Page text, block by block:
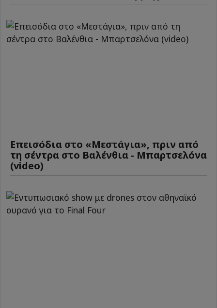
Επεισόδια στο «Μεστάγια», πριν από
τη σέντρα στο Βαλένθια - Μπαρτσελόνα
(video)